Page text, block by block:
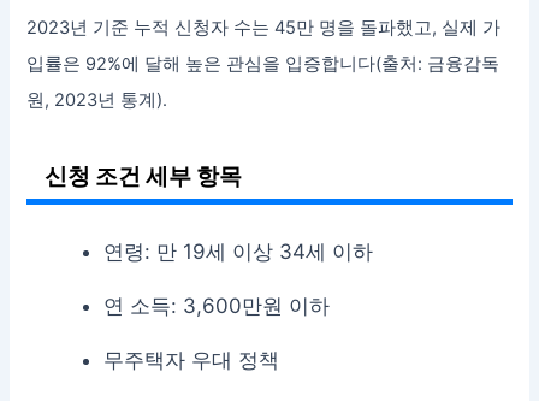
2023년 기준 누적 신청자 수는 45만 명을 돌파했고, 실제 가
입률은 92%에 달해 높은 관심을 입증합니다(출처: 금융감독
원, 2023년 통계).
신청 조건 세부 항목
연령: 만 19세 이상 34세 이하
연 소득: 3,600만원 이하
무주택자 우대 정책